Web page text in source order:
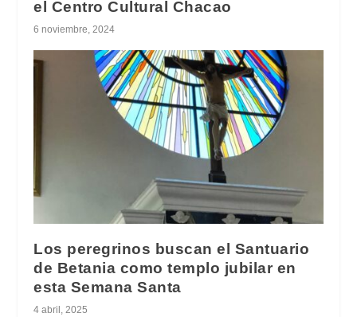
el Centro Cultural Chacao
6 noviembre, 2024
Los peregrinos buscan el Santuario
de Betania como templo jubilar en
esta Semana Santa
4 abril, 2025